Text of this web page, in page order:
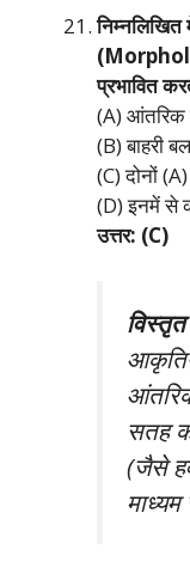
प्रभावित
(A)
(B) बाहरी
(C) दोनों
(D) इनमें से
उत्तर: (C)
विस्तृत
सतह
(जैसे